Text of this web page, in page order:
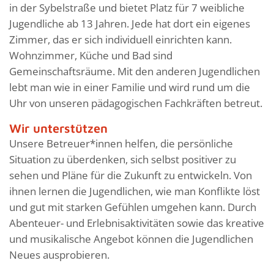
in der Sybelstraße und bietet Platz für 7 weibliche
Jugendliche ab 13 Jahren. Jede hat dort ein eigenes
Zimmer, das er sich individuell einrichten kann.
Wohnzimmer, Küche und Bad sind
Gemeinschaftsräume. Mit den anderen Jugendlichen
lebt man wie in einer Familie und wird rund um die
Uhr von unseren pädagogischen Fachkräften betreut.
Wir unterstützen
Unsere Betreuer*innen helfen, die persönliche
Situation zu überdenken, sich selbst positiver zu
sehen und Pläne für die Zukunft zu entwickeln. Von
ihnen lernen die Jugendlichen, wie man Konflikte löst
und gut mit starken Gefühlen umgehen kann. Durch
Abenteuer- und Erlebnisaktivitäten sowie das kreative
und musikalische Angebot können die Jugendlichen
Neues ausprobieren.